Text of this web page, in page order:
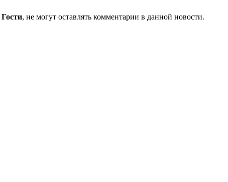
Гости, не могут оставлять комментарии в данной новости.